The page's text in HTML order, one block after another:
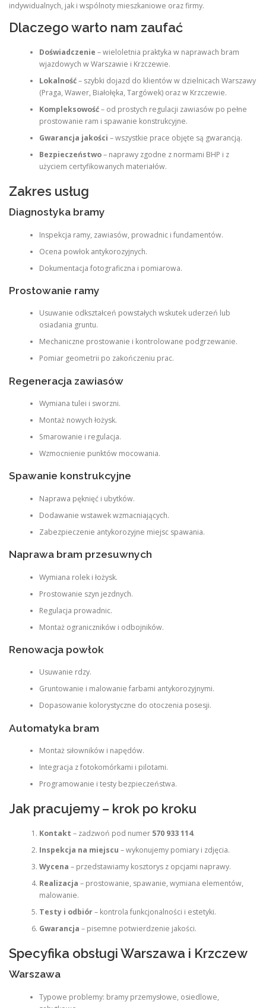
indywidualnych, jak i wspólnoty mieszkaniowe oraz firmy.
Dlaczego warto nam zaufać
Doświadczenie – wieloletnia praktyka w naprawach bram
wjazdowych w Warszawie i Krzczewie.
Lokalność– szybki dojazd do klientów w dzielnicach Warszawy
(Praga, Wawer, Białołęka, Targówek) oraz w Krzczewie.
Kompleksowość– od prostych regulacji zawiasów po pełne
prostowanie ram i spawanie konstrukcyjne.
Gwarancja jakości – wszystkie prace objęte są gwarancją.
Bezpieczeństwo– naprawy zgodne z normami BHP i z
użyciem certyfikowanych materiałów.
Zakres usług
Diagnostyka bramy
Inspekcja ramy, zawiasów, prowadnic i fundamentów.
Ocena powłok antykorozyjnych.
Dokumentacja fotograficzna i pomiarowa.
Prostowanie ramy
Usuwanie odkształceń powstałych wskutek uderzeń lub
osiadania gruntu.
Mechaniczne prostowanie i kontrolowane podgrzewanie.
Pomiar geometrii po zakończeniu prac.
Regeneracja zawiasów
Wymiana tulei i sworzni.
Montaż nowych łożysk.
Smarowanie i regulacja.
Wzmocnienie punktów mocowania.
Spawanie konstrukcyjne
Naprawa pęknięć i ubytków.
Dodawanie wstawek wzmacniających.
Zabezpieczenie antykorozyjne miejsc spawania.
Naprawa bram przesuwnych
Wymiana rolek i łożysk.
Prostowanie szyn jezdnych.
Regulacja prowadnic.
Montaż ograniczników i odbojników.
Renowacja powłok
Usuwanie rdzy.
Gruntowanie i malowanie farbami antykorozyjnymi.
Dopasowanie kolorystyczne do otoczenia posesji.
Automatyka bram
Montaż siłowników i napędów.
Integracja z fotokomórkami i pilotami.
Programowanie i testy bezpieczeństwa.
Jak pracujemy – krok po kroku
Kontakt – zadzwoń pod numer 570 933 114.
Inspekcja na miejscu – wykonujemy pomiary i zdjęcia.
Wycena – przedstawiamy kosztorys z opcjami naprawy.
Realizacja – prostowanie, spawanie, wymiana elementów,
malowanie.
Testy i odbiór– kontrola funkcjonalności i estetyki.
Gwarancja – pisemne potwierdzenie jakości.
Specyfika obsługi Warszawa i Krzczew
Warszawa
Typowe problemy: bramy przemysłowe, osiedlowe,